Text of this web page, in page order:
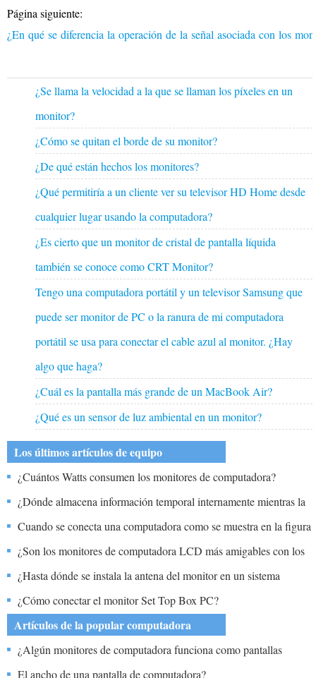
Página siguiente:
¿En qué se diferencia la operación de la señal asociada con los
¿Se llama la velocidad a la que se llaman los píxeles en un
monitor?
¿Cómo se quitan el borde de su monitor?
¿De qué están hechos los monitores?
¿Qué permitiría a un cliente ver su televisor HD Home desde
cualquier lugar usando la computadora?
¿Es cierto que un monitor de cristal de pantalla líquida
también se conoce como CRT Monitor?
Tengo una computadora portátil y un televisor Samsung que
puede ser monitor de PC o la ranura de mi computadora
portátil se usa para conectar el cable azul al monitor. ¿Hay
algo que haga?
¿Cuál es la pantalla más grande de un MacBook Air?
¿Qué es un sensor de luz ambiental en un monitor?
Los últimos artículos de equipo
¿Cuántos Watts consumen los monitores de computadora?
¿Dónde almacena información temporal internamente mientras la
computadora está encendida?
Cuando se conecta una computadora como se muestra en la figura
adjunta, ¿cómo se caracteriza?
¿Son los monitores de computadora LCD más amigables con los
ojos que los monitores CRT?
¿Hasta dónde se instala la antena del monitor en un sistema
DVOR?
¿Cómo conectar el monitor Set Top Box PC?
Artículos de la popular computadora
¿Algún monitores de computadora funciona como pantallas
táctiles para computadoras portátiles?
El ancho de una pantalla de computadora?